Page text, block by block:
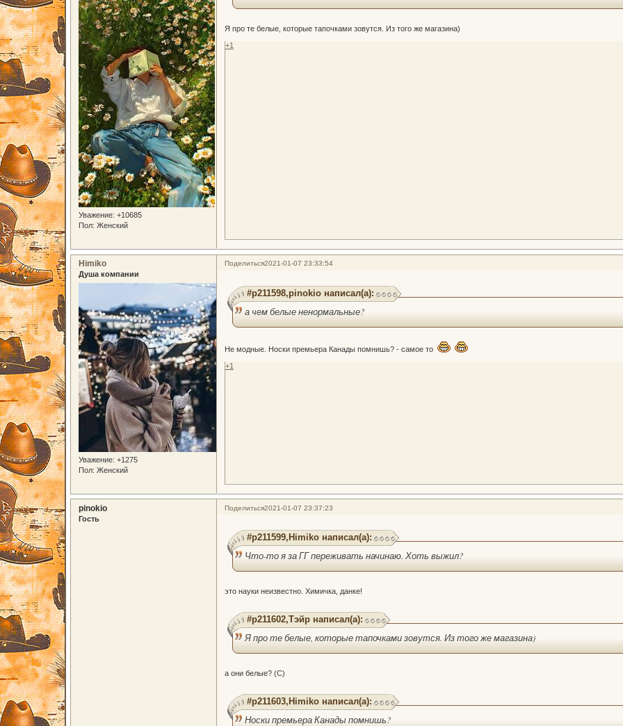
Уважение: +10685
Пол: Женский
Я про те белые, которые тапочками зовутся. Из того же магазина)
+1
Поделиться2021-01-07 23:33:54
Himiko
Душа компании
Уважение: +1275
Пол: Женский
#p211598,pinokio написал(а):
а чем белые ненормальные?
Не модные. Носки премьера Канады помнишь? - самое то
+1
Поделиться2021-01-07 23:37:23
pinokio
Гость
#p211599,Himiko написал(а):
Что-то я за ГГ переживать начинаю. Хоть выжил?
это науки неизвестно. Химичка, данке!
#p211602,Тэйр написал(а):
Я про те белые, которые тапочками зовутся. Из того же магазина)
а они белые? (С)
#p211603,Himiko написал(а):
Носки премьера Канады помнишь?